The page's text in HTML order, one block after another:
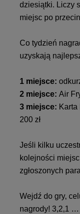
dziesiątki. Liczy
miejsc po
Co tydzień
uzyskają
1 miejsce:
2 miejsce: Air
3 miejsce:
200 zł
Jeśli kilku
kolejności
zgłoszonych
Wejdź do gry,
nagrody! 3,2,1 …